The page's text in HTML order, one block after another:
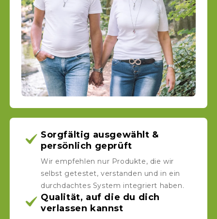
Sorgfältig ausgewählt &
persönlich geprüft
Wir empfehlen nur Produkte, die wir
selbst getestet, verstanden und in ein
durchdachtes System integriert haben.
Qualität, auf die du dich
verlassen kannst